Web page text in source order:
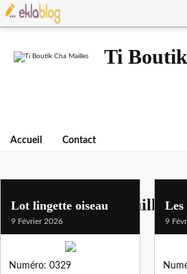
Ti
Accueil Contact
lot lingettes
Lot lingette oiseau
9 Février 2026
Numéro: 0329
Les
9